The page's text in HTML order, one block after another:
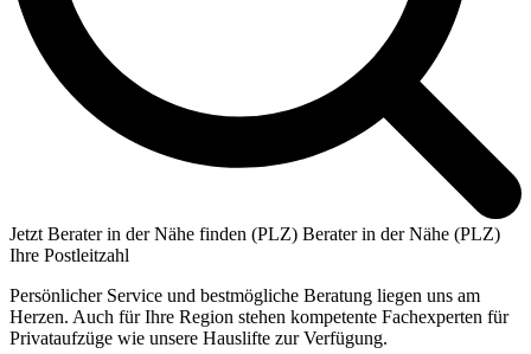
Jetzt Berater in der Nähe finden (PLZ) Berater in der Nähe (PLZ)
Ihre Postleitzahl
Persönlicher Service und bestmögliche Beratung liegen uns am
Herzen. Auch für Ihre Region stehen kompetente Fachexperten für
Privataufzüge wie unsere Hauslifte zur Verfügung.